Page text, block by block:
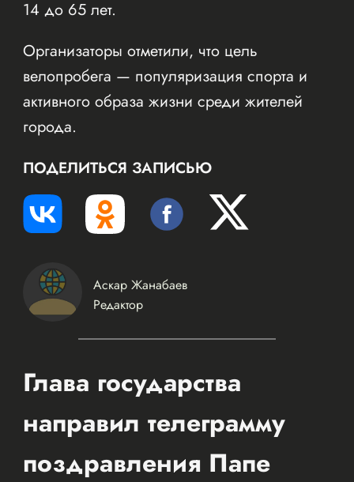
14 до 65 лет.
Организаторы отметили, что цель
велопробега — популяризация спорта и
активного образа жизни среди жителей
города.
ПОДЕЛИТЬСЯ ЗАПИСЬЮ
Аскар Жанабаев
Редактор
Глава государства
направил телеграмму
поздравления Папе